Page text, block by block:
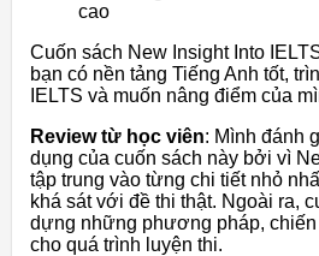
cao
Cuốn sách New Insight Into
bạn có nền tảng Tiếng Anh tốt,
IELTS và muốn nâng điểm của
Review từ học viên: Mình đánh
dụng của cuốn sách này bởi vì
tập trung vào từng chi tiết nhỏ
khá sát với đề thi thật. Ngoài ra,
dựng những phương pháp, chiến
cho quá trình luyện thi.